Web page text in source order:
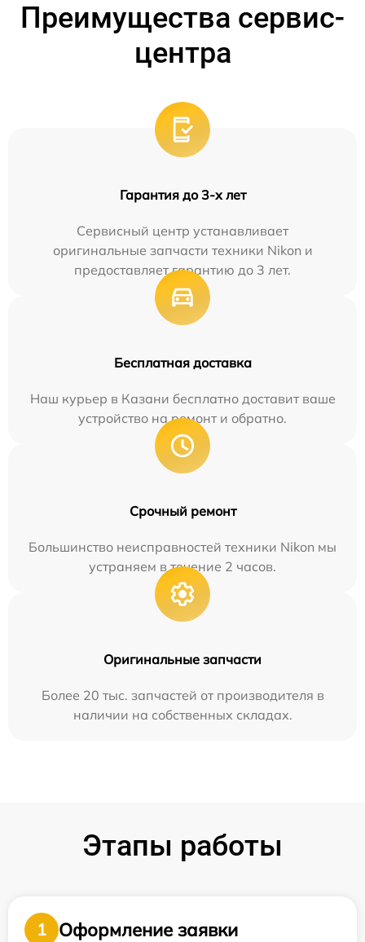
Преимущества сервис-
центра
Гарантия до 3-х лет
Сервисный центр устанавливает
оригинальные запчасти техники Nikon и
предоставляет гарантию до 3 лет.
Бесплатная доставка
Наш курьер в Казани бесплатно доставит ваше
устройство на ремонт и обратно.
Срочный ремонт
Большинство неисправностей техники Nikon мы
устраняем в течение 2 часов.
Оригинальные запчасти
Более 20 тыс. запчастей от производителя в
наличии на собственных складах.
Этапы работы
1
Оформление заявки